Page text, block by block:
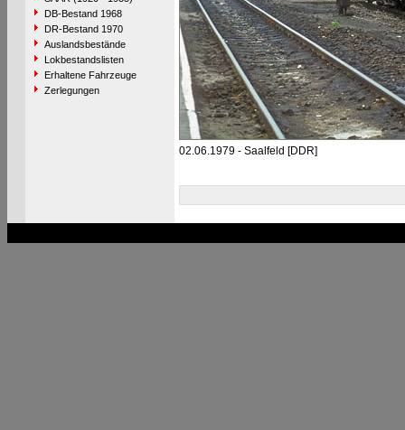
DB-Bestand 1968
DR-Bestand 1970
Auslandsbestände
Lokbestandslisten
Erhaltene Fahrzeuge
Zerlegungen
02.06.1979 - Saalfeld [DDR]